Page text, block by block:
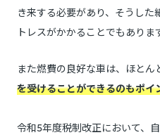
き来する必要があり、そうし
トレスがかかることでもありま
また燃費の良好な車は、ほとん
を受けることができるのもポイ
令和5年度税制改正において、